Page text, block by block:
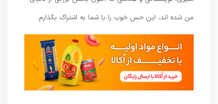
من شده اند، این حس خوب را با شما به اشتراک بگذارم.